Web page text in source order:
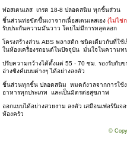
ท่อสเตนเลส เกรด 18-8 ปลอดสนิม ทุกชิ้นส่วน
ชิ้นส่วนท่อขัดขึ้นเงาจากเนื้อสเตนเลสเอง (ไม่ไช่
รับประกันความมันวาว โดยไม่มีการหลุดลอก
โครงสร้างส่วน ABS พลาสติก ชนิดเดียวกับที่ใช้
ในห้องเครื่องรถยนต์ในปัจจุบัน มั่นใจในความ
ปรับความกว้างได้ตั้งแต่ 55 - 70 ซม. รองรับกับ
อ่างซิงค์แบบต่างๆ ได้อย่างลงตัว
ชิ้นส่วนทุกชิ้น ปลอดสนิม หมดกังวลจากการใช้
อาหารทุกประเภท และเป็นมิตรต่อสุขภาพ
ออกแบบได้อย่างสวยงาม ลงตัว เสมือนเฟอร์นิเจ
ห้องครัว
©